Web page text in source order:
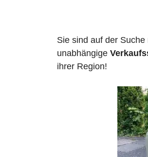
Sie sind auf der
unabhängige
ihrer Region!